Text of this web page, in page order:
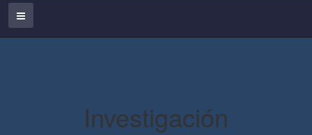
Investigación